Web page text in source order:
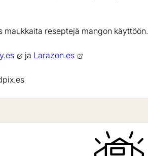
maukkaita reseptejä mangon käyttöön.
ja Larazon.es